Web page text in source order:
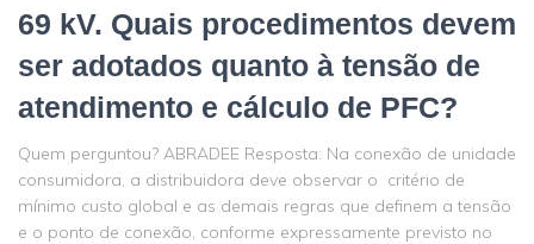
69 kV. Quais procedimentos devem
ser adotados quanto à tensão de
atendimento e cálculo de PFC?
Quem perguntou? ABRADEE Resposta: Na conexão de unidade
consumidora, a distribuidora deve observar o critério de
mínimo custo global e as demais regras que definem a tensão
e o ponto de conexão, conforme expressamente previsto no